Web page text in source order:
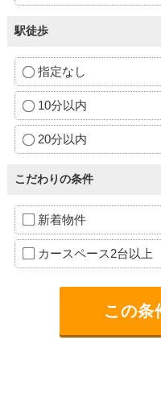
駅徒歩
指定なし
10分以内
20分以内
こだわりの条件
新着物件
カースペース2台以上